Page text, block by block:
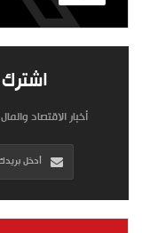
أخبار الاقتصاد